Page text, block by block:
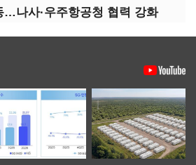
…나사·우주항공청 협력 강화